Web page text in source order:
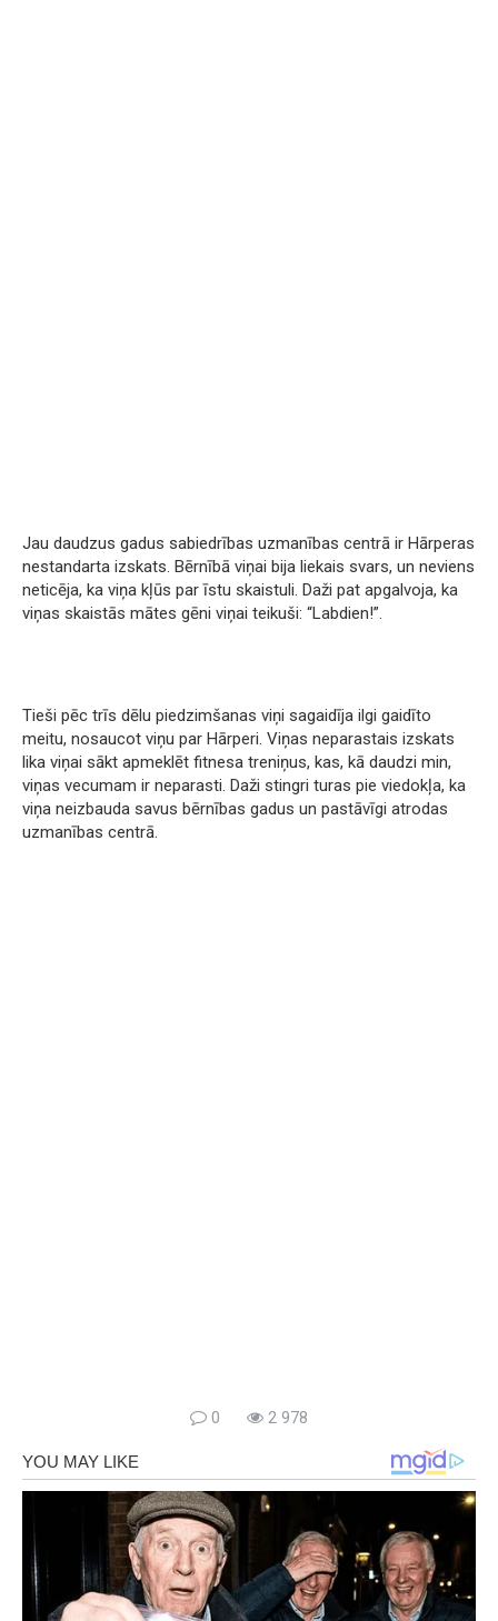
Jau daudzus gadus sabiedrības uzmanības centrā ir Hārperas
nestandarta izskats. Bērnībā viņai bija liekais svars, un neviens
neticēja, ka viņa kļūs par īstu skaistuli. Daži pat apgalvoja, ka
viņas skaistās mātes gēni viņai teikuši: “Labdien!”.
Tieši pēc trīs dēlu piedzimšanas viņi sagaidīja ilgi gaidīto
meitu, nosaucot viņu par Hārperi. Viņas neparastais izskats
lika viņai sākt apmeklēt fitnesa treniņus, kas, kā daudzi min,
viņas vecumam ir neparasti. Daži stingri turas pie viedokļa, ka
viņa neizbauda savus bērnības gadus un pastāvīgi atrodas
uzmanības centrā.
0 2 978